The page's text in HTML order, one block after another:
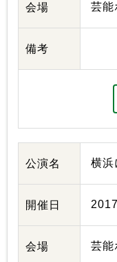
会場 芸能
備考
公演名 横
開催日
会場 芸能